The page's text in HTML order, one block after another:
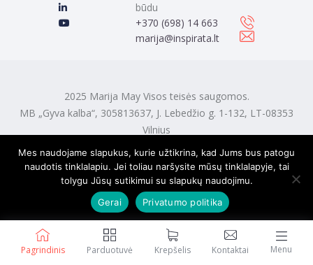
Pagrindinis Parduotuvė Krepšelis Kontaktai Menu
būdu
‭+370 (698) 14 663
marija@inspirata.lt
2025 Marija May Visos teisės saugomos.
MB „Gyva kalba“, 305813637, J. Lebedžio g. 1-132, LT-08353
Vilnius
Mes naudojame slapukus, kurie užtikrina, kad Jums bus patogu
naudotis tinklalapiu. Jei toliau naršysite mūsų tinklalapyje, tai
tolygu Jūsų sutikimui su slapukų naudojimu.
Gerai
Privatumo politika